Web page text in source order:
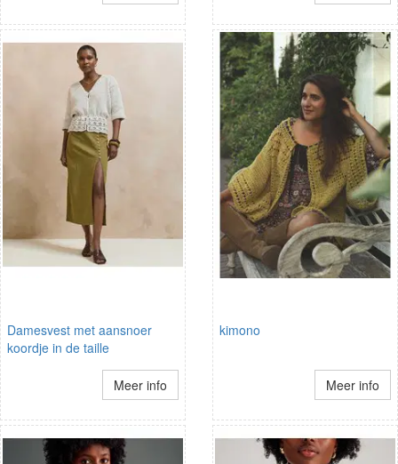
Damesvest met aansnoer
koordje in de taille
Meer info
kimono
Meer info